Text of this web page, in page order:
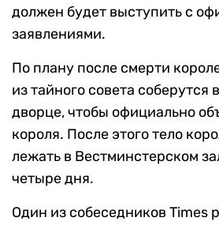
должен будет выступить с
заявлениями.
По плану после смерти
из тайного совета соберутся
дворце, чтобы официально
короля. После этого тело
лежать в Вестминстерском
четыре дня.
Один из собеседников Times